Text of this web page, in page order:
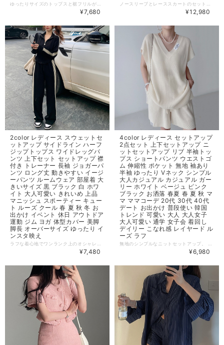
¥7,680 ¥12,980
2color レディース スウェットセ
ットアップ サイドライン ハーフ
ジップトップス ワイドレッグパ
ンツ 上下セット セットアップ 襟
付き トレーナー 長袖 ジョガーパ
ンツ ロング丈 動きやすい イージ
ーパンツ ルームウェア 部屋着 大
きいサイズ 黒 ブラック 白 ホワ
イト 大人可愛い きれいめ 上品
マニッシュ スポーティー キュー
ト ルーズ クール 春 夏 秋 冬 お
出かけ イベント 休日 アウトドア
運動 ジム ヨガ 体型カバー 美脚
脚長 オーバーサイズ ゆったり イ
ンスタ映え
¥7,480
4color レディース セットアップ
2点セット 上下セットアップ ニ
ットセットアップ リブ 半袖トッ
プス ショートパンツ ウエストゴ
ム 伸縮性 ポケット 無地 袖あり
半袖 ゆったり Vネック シンプル
大人カジュアル カジュアル ガー
リー ホワイト ベージュ ピンク
ブラック お洒落 春夏 春 夏 秋 マ
マ ママコーデ 20代 30代 40代
デート お出かけ 普段使い 韓国
トレンド 可愛い 大人 大人女子
大人可愛い 通学 女子会 着回し
デイリー こなれ感 レイヤード ル
ーズ ラフ
¥6,980